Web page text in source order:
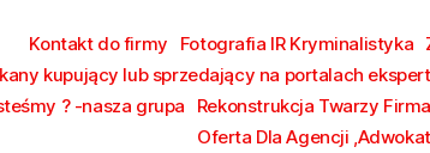
Kontakt do firmy Fotografia IR Kryminalistyka
kupujący lub sprzedający na portalach
? -nasza grupa
Rekonstrukcja Twarzy Firma
Oferta Dla Agencji